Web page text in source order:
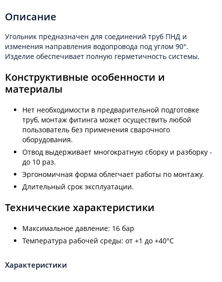
Описание
Угольник предназначен для соединений труб ПНД и
изменения направления водопровода под углом 90°.
Изделие обеспечивает полную герметичность системы.
Конструктивные особенности и
материалы
Нет необходимости в предварительной подготовке
труб, монтаж фитинга может осуществить любой
пользователь без применения сварочного
оборудования.
Отвод выдерживает многократную сборку и разборку -
до 10 раз.
Эргономичная форма облегчает работы по монтажу.
Длительный срок эксплуатации.
Технические характеристики
Максимальное давление: 16 бар
Температура рабочей среды: от +1 до +40°C
Характеристики